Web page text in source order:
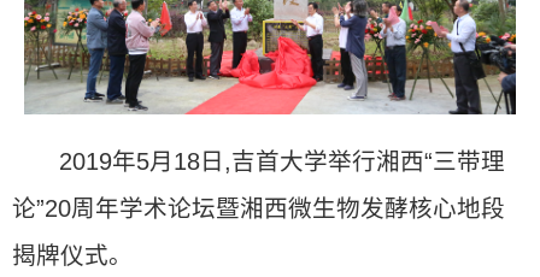
2019年5月18日,吉首大学举行湘西“三带理
论”20周年学术论坛暨湘西微生物发酵核心地段
揭牌仪式。